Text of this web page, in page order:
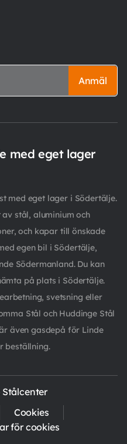
Anmäl
med eget lager
med eget lager i Södertälje.
stål, aluminium och
och kapar till önskade
egen bil i Södertälje,
Södermanland. Du kan
på plats i Södertälje.
svetsning eller
Stål och Huddinge Stål
även gasdepå för Linde
beställning.
Stålcenter
Cookies
för cookies